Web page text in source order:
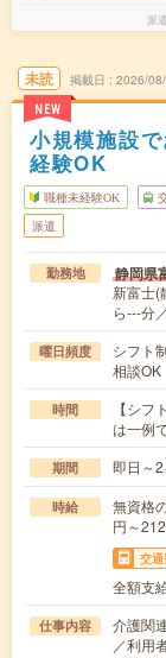
派
未読
NEW
掲載日 2026/
小規模施設
経験OK
職種未経験OK
派遣
勤務地 静岡県
新富士(
ら---分
曜日頻度
シフト
相談OK
時間
【シ
は一例
期間 即日～
時給
無資格
円～
交
全額支
仕事内容
介護関
／利用